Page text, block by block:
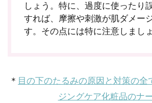
しょう。特に、過度に使ったり
すれば、摩擦や刺激が肌ダメー
す。その点には特に注意しまし
＊ 目の下のたるみの原因と対策の全
ジングケア化粧品のナ